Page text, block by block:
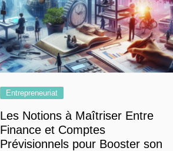
Entrepreneuriat
Les Notions à Maîtriser Entre
Finance et Comptes
Prévisionnels pour Booster son